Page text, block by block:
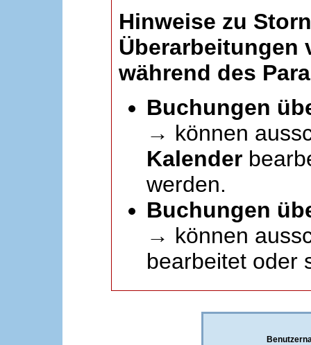
Hinweise zu
Überarbeitungen
während des
Buchungen
→ können
Kalender
werden.
Buchungen
→ können
bearbeitet oder